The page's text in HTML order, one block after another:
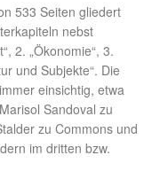
533 Seiten gliedert
nebst
2. „Ökonomie“, 3.
und Subjekte“. Die
einsichtig, etwa
Sandoval zu
zu Commons und
im dritten bzw.